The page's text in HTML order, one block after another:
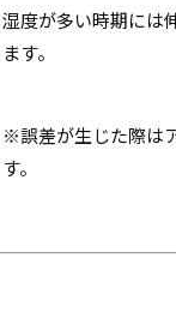
湿度が多い時期には
ます。
※誤差が生じた際は
す。